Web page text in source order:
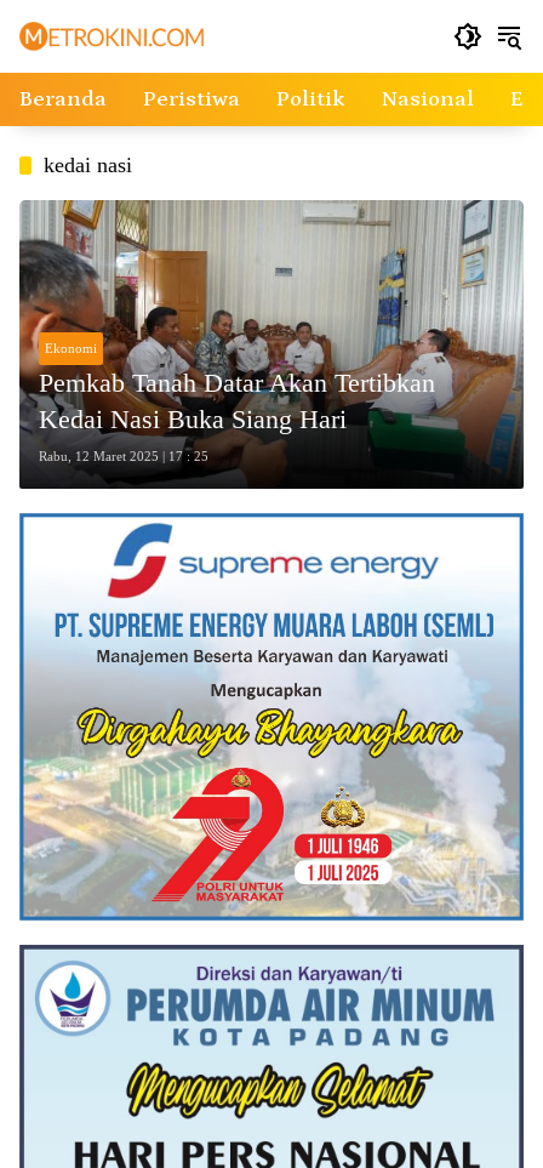
Beranda Peristiwa Politik Nasional
kedai nasi
Ekonomi
Pemkab Tanah Datar Akan Tertibkan
Kedai Nasi Buka Siang Hari
Rabu, 12 Maret 2025 | 17 : 25